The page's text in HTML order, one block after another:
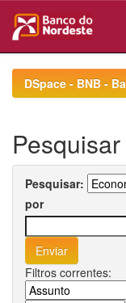
navigationDSpace - BNB -
Pesquisar
Pesquisar:
por
Filtros correntes: